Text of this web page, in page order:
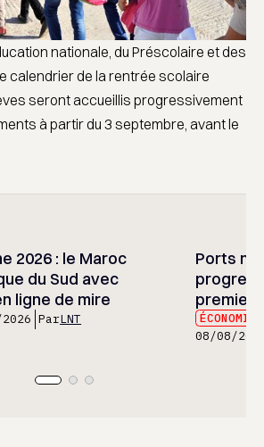
nationale, du Préscolaire et des
calendrier de la rentrée scolaire
seront accueillis progressivement
à partir du 3 septembre, avant le
2026 : le Maroc
du Sud avec
ligne de mire
ParLNT
Ports
premier
08/08/